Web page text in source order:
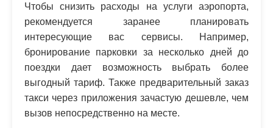
Чтобы снизить расходы на услуги аэропорта,
рекомендуется заранее планировать
интересующие вас сервисы. Например,
бронирование парковки за несколько дней до
поездки дает возможность выбрать более
выгодный тариф. Также предварительный заказ
такси через приложения зачастую дешевле, чем
вызов непосредственно на месте.